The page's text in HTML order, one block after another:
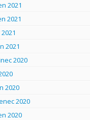
2021
2021
2021
2020
2020
2020
2020